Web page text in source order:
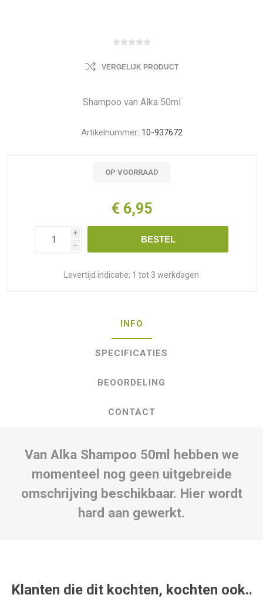
VERGELIJK PRODUCT
Shampoo van Alka 50ml
Artikelnummer: 10-937672
OP VOORRAAD
€ 6,95
i
h
BESTEL
Levertijd indicatie: 1 tot 3 werkdagen
INFO
SPECIFICATIES
BEOORDELING
CONTACT
Van Alka Shampoo 50ml hebben we
momenteel nog geen uitgebreide
omschrijving beschikbaar. Hier wordt
hard aan gewerkt.
Klanten die dit kochten, kochten ook..